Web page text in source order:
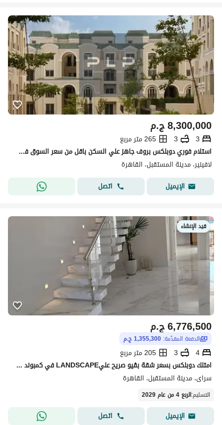
ج.م8,300,000
3
3
265 متر مربع
استلام فوري دوبلكس بروف جاهز علي السكن باقل من سعر السوق في كمبوند لافينير الاهلي صبوور مدينه المستقبل
لافينير، مدينة المستقبل، القاهرة
الإيميل
اتصل
قيد الإنشاء
ج.م6,776,500
الدفعة المقدّمة: 1,355,300 ج.م
4
3
205 متر مربع
امتلك دوبلكس بسعر شقة بڤيو صريح عليLANDSCAPE في كمبوند سراي المستقبل سيتي بجوار the spine مدينتى وبالقرب من أليفا المستقبل سيتي و لافينير و بلوم فيلدز
سراى، مدينة المستقبل، القاهرة
التسليم:الربع 4 من عام 2029
الإيميل اتصل